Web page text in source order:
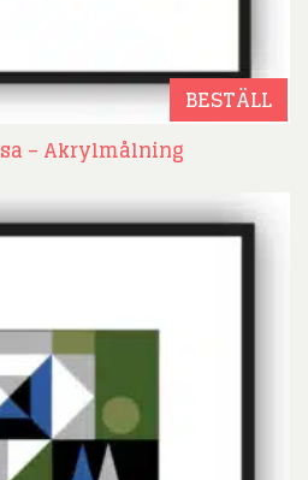
BESTÄLL
– Akrylmålning